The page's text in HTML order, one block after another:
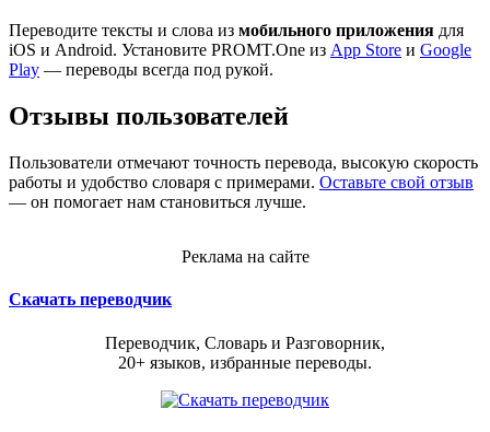
Переводите тексты и слова из мобильного приложения для
iOS и Android. Установите PROMT.One из App Store и Google
Play — переводы всегда под рукой.
Отзывы пользователей
Пользователи отмечают точность перевода, высокую скорость
работы и удобство словаря с примерами. Оставьте свой отзыв
— он помогает нам становиться лучше.
Реклама на сайте
Скачать переводчик
Переводчик, Словарь и Разговорник,
20+ языков, избранные переводы.